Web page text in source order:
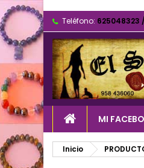
Teléfono: 625048323
MI
Inicio